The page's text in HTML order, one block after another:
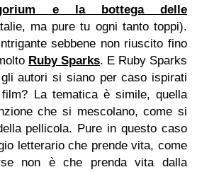
e la bottega delle
ma pure tu ogni tanto toppi).
sebbene non riuscito fino
Ruby Sparks. E Ruby Sparks
autori si siano per caso ispirati
La tematica è simile, quella
che si mescolano, come si
pellicola. Pure in questo caso
letterario che prende vita, come
non è che prenda vita dalla